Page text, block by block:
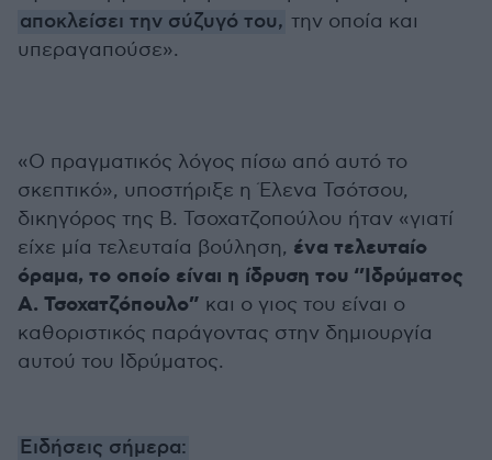
αποκλείσει την σύζυγό του, την οποία και
υπεραγαπούσε».
«Ο πραγματικός λόγος πίσω από αυτό το
σκεπτικό», υποστήριξε η Έλενα Τσότσου,
δικηγόρος της Β. Τσοχατζοπούλου ήταν «γιατί
είχε μία τελευταία βούληση, ένα τελευταίο
όραμα, το οποίο είναι η ίδρυση του ‘’Ιδρύματος
Α. Τσοχατζόπουλο” και ο γιος του είναι ο
καθοριστικός παράγοντας στην δημιουργία
αυτού του Ιδρύματος.
Ειδήσεις σήμερα: